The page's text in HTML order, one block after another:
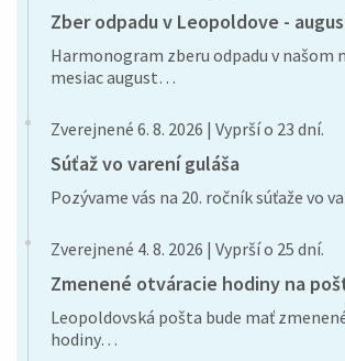
Zber odpadu v Leopoldove -
Harmonogram zberu odpadu v našom
mesiac august…
Zverejnené 6. 8. 2026 | Vyprší o 23 dní.
Súťaž vo varení guláša
Pozývame vás na 20. ročník súťaže vo
Zverejnené 4. 8. 2026 | Vyprší o 25 dní.
Zmenené otváracie hodiny na
Leopoldovská pošta bude mať
hodiny…